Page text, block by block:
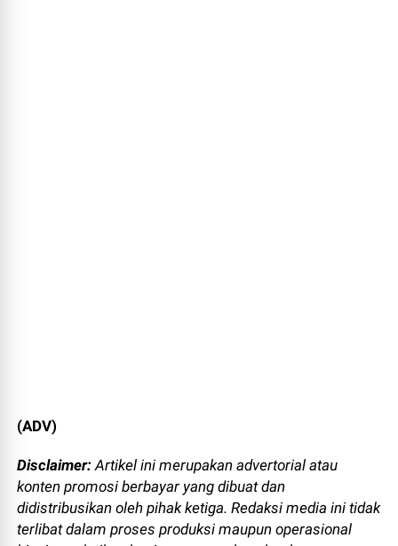
(ADV)
Disclaimer: Artikel ini merupakan advertorial atau
konten promosi berbayar yang dibuat dan
didistribusikan oleh pihak ketiga. Redaksi media ini tidak
terlibat dalam proses produksi maupun operasional